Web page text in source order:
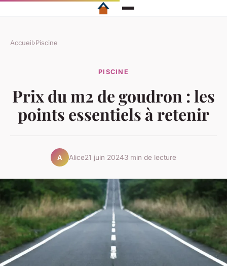
Accueil›Piscine
PISCINE
Prix du m2 de goudron : les
points essentiels à retenir
A Alice21 juin 20243 min de lecture